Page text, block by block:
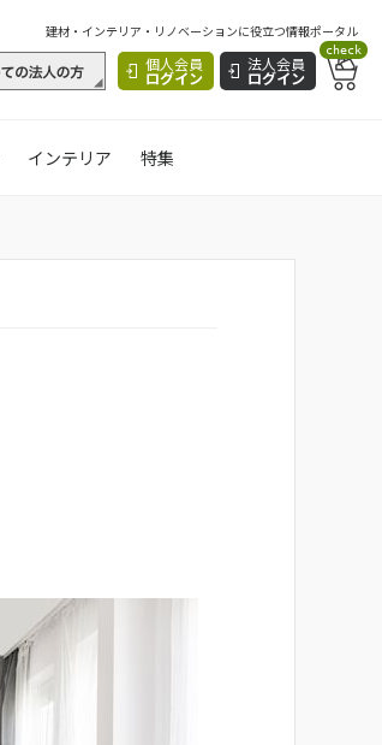
建材・インテリア・リノベーションに役立つ情報ポータル
個人会員
ログイン
法人会員
ログイン
check
インテリア 特集